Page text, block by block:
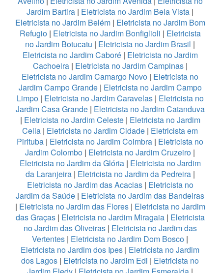
Jardim Bartira | Eletricista no Jardim Bela Vista |
Eletricista no Jardim Belém| Eletricista no Jardim Bom
Refugio| Eletricista no Jardim Bonfiglioli | Eletricista
no Jardim Botucatu | Eletricista no Jardim Brasil |
Eletricista no Jardim Caboré| Eletricista no Jardim
Cachoeira| Eletricista no Jardim Campinas|
Eletricista no Jardim Camargo Novo | Eletricista no
Jardim Campo Grande| Eletricista no Jardim Campo
Limpo| Eletricista no Jardim Caravelas| Eletricista no
Jardim Casa Grande| Eletricista no Jardim Catanduva
| Eletricista no Jardim Celeste| Eletricista no Jardim
Celia | Eletricista no Jardim Cidade | Eletricista em
Pirituba | Eletricista no Jardim Coimbra | Eletricista no
Jardim Colombo | Eletricista no Jardim Cruzeiro |
Eletricista no Jardim da Glória| Eletricista no Jardim
da Laranjeira| Eletricista no Jardim da Pedreira|
Eletricista no Jardim das Acacias| Eletricista no
Jardim da Saúde | Eletricista no Jardim das Bandeiras
| Eletricista no Jardim das Flores| Eletricista no Jardim
das Graças| Eletricista no Jardim Miragaia| Eletricista
no Jardim das Oliveiras| Eletricista no Jardim das
Vertentes | Eletricista no Jardim Dom Bosco |
Eletricista no Jardim dos Ipes | Eletricista no Jardim
dos Lagos | Eletricista no Jardim Edi | Eletricista no